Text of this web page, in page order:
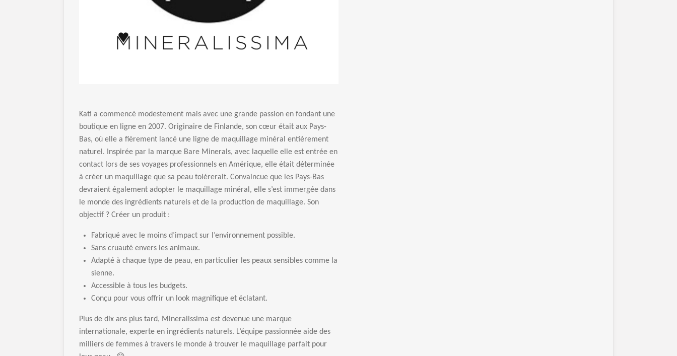
Kati a commencé modestement mais avec une grande passion en fondant une
boutique en ligne en 2007. Originaire de Finlande, son cœur était aux Pays-
Bas, où elle a fièrement lancé une ligne de maquillage minéral entièrement
naturel. Inspirée par la marque Bare Minerals, avec laquelle elle est entrée en
contact lors de ses voyages professionnels en Amérique, elle était déterminée
à créer un maquillage que sa peau tolérerait. Convaincue que les Pays-Bas
devraient également adopter le maquillage minéral, elle s’est immergée dans
le monde des ingrédients naturels et de la production de maquillage. Son
objectif ? Créer un produit :
Fabriqué avec le moins d’impact sur l’environnement possible.
Sans cruauté envers les animaux.
Adapté à chaque type de peau, en particulier les peaux sensibles comme la
sienne.
Accessible à tous les budgets.
Conçu pour vous offrir un look magnifique et éclatant.
Plus de dix ans plus tard, Mineralissima est devenue une marque
internationale, experte en ingrédients naturels. L’équipe passionnée aide des
milliers de femmes à travers le monde à trouver le maquillage parfait pour